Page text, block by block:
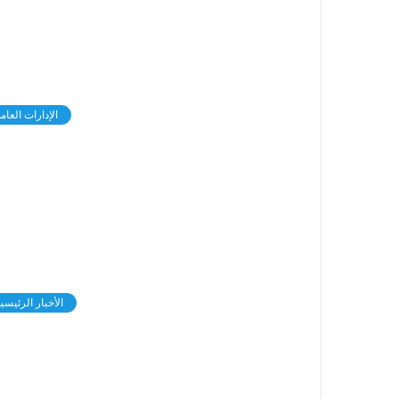
الإدارات
الأخبار